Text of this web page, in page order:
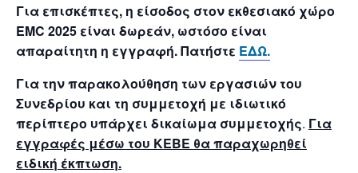
Για επισκέπτες, η είσοδος στον εκθεσιακό χώρο
EMC 2025 είναι δωρεάν, ωστόσο είναι
απαραίτητη η εγγραφή. Πατήστε ΕΔΩ.
Για την παρακολούθηση των εργασιών του
Συνεδρίου και τη συμμετοχή με ιδιωτικό
περίπτερο υπάρχει δικαίωμα συμμετοχής. Για
εγγραφές μέσω του ΚΕΒΕ θα παραχωρηθεί
ειδική έκπτωση.